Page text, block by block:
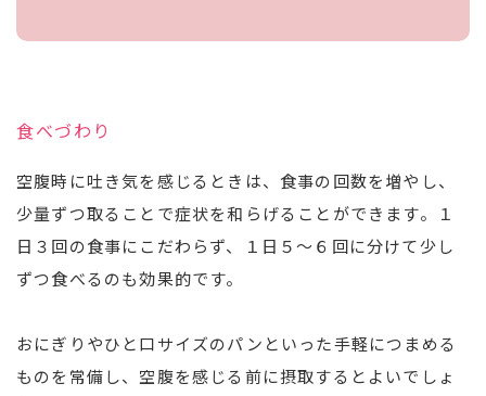
食べづわり
空腹時に吐き気を感じるときは、食事の回数を増やし、
少量ずつ取ることで症状を和らげることができます。１
日３回の食事にこだわらず、１日５〜６回に分けて少し
ずつ食べるのも効果的です。
おにぎりやひと口サイズのパンといった手軽につまめる
ものを常備し、空腹を感じる前に摂取するとよいでしょ